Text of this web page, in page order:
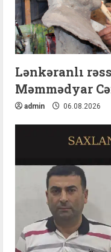
Lənkəranlı
Məmmədyar
admin 06.08.2026